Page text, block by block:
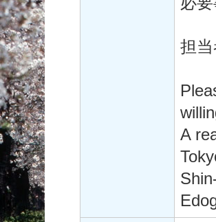
担
A